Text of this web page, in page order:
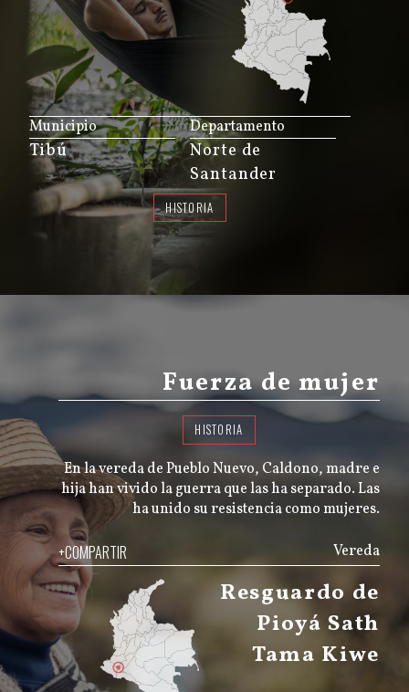
Municipio
Tibú
Departamento
Norte de
Santander
HISTORIA
Fuerza de mujer
HISTORIA
En la vereda de Pueblo Nuevo, Caldono, madre e
hija han vivido la guerra que las ha separado. Las
ha unido su resistencia como mujeres.
Vereda
+COMPARTIR
Resguardo de
Pioyá Sath
Tama Kiwe